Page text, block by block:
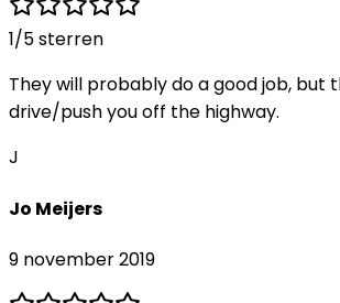
1/5 sterren
They will probably do a good job, but
drive/push you off the highway.
J
Jo Meijers
9 november 2019